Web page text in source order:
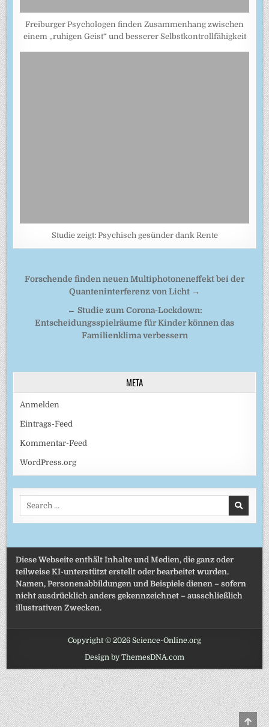
Freiburger Psychologen finden Zusammenhang zwischen
einem „ruhigen Geist“ und besserer Selbstkontrollfähigkeit
Studie zeigt: Psychisch gesünder dank Rente
Beitragsnavigation
Forschende finden neuen Multiphotoneneffekt bei der
Quanteninterferenz von Licht →
← Studie zum Corona-Lockdown:
Entscheidungsspielräume für Kinder können das
Familienklima verbessern
META
Anmelden
Eintrags-Feed
Kommentar-Feed
WordPress.org
Diese Webseite enthält Inhalte und Medien, die ganz oder
teilweise KI-unterstützt erstellt oder bearbeitet wurden.
Namen, Personenabbildungen und Beispiele dienen – sofern
nicht ausdrücklich anders gekennzeichnet – ausschließlich
illustrativen Zwecken.
Copyright © 2026 Science-Online.org
Design by ThemesDNA.com